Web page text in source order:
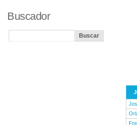
Buscador